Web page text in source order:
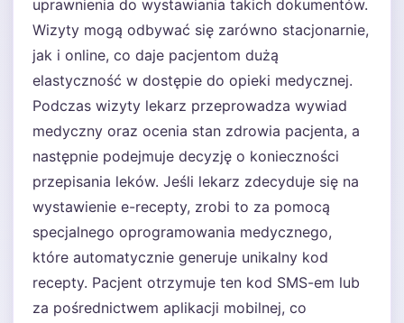
uprawnienia do wystawiania takich dokumentów.
Wizyty mogą odbywać się zarówno stacjonarnie,
jak i online, co daje pacjentom dużą
elastyczność w dostępie do opieki medycznej.
Podczas wizyty lekarz przeprowadza wywiad
medyczny oraz ocenia stan zdrowia pacjenta, a
następnie podejmuje decyzję o konieczności
przepisania leków. Jeśli lekarz zdecyduje się na
wystawienie e-recepty, zrobi to za pomocą
specjalnego oprogramowania medycznego,
które automatycznie generuje unikalny kod
recepty. Pacjent otrzymuje ten kod SMS-em lub
za pośrednictwem aplikacji mobilnej, co